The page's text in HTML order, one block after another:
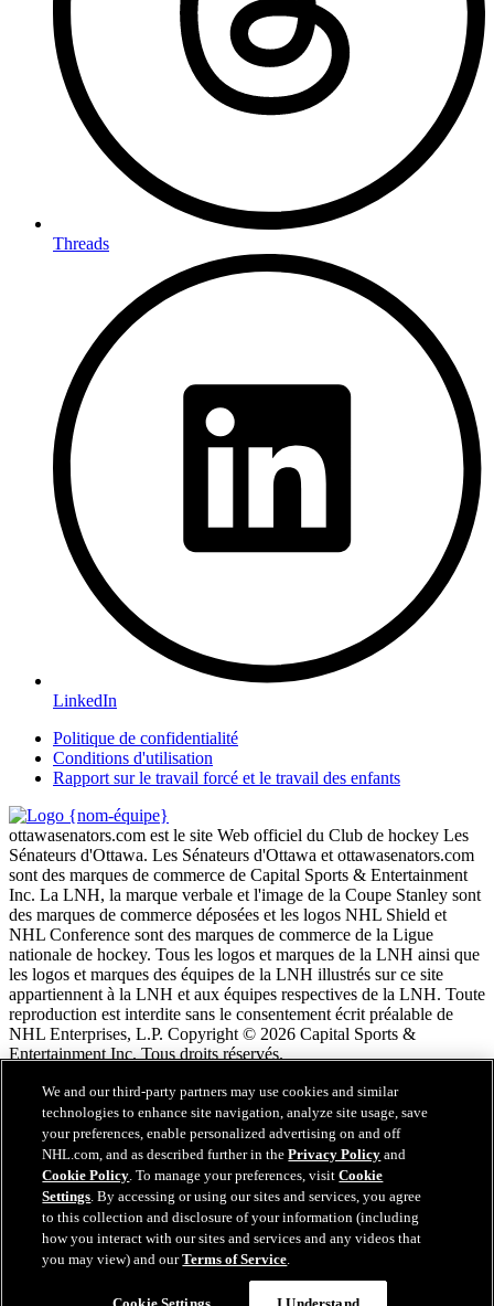
Threads
LinkedIn
Politique de confidentialité
Conditions d'utilisation
Rapport sur le travail forcé et le travail des enfants
ottawasenators.com est le site Web officiel du Club de hockey Les
Sénateurs d'Ottawa. Les Sénateurs d'Ottawa et ottawasenators.com
sont des marques de commerce de Capital Sports & Entertainment
Inc. La LNH, la marque verbale et l'image de la Coupe Stanley sont
des marques de commerce déposées et les logos NHL Shield et
NHL Conference sont des marques de commerce de la Ligue
nationale de hockey. Tous les logos et marques de la LNH ainsi que
les logos et marques des équipes de la LNH illustrés sur ce site
appartiennent à la LNH et aux équipes respectives de la LNH. Toute
reproduction est interdite sans le consentement écrit préalable de
NHL Enterprises, L.P. Copyright © 2026 Capital Sports &
Entertainment Inc. Tous droits réservés.
Conditions d'utilisation de LNH.com
Politique en matière de protection des renseignements
personnels
Politique en Matière de Témoins de Connexion
Paramètres des témoins
Politique de droits d'auteur
Emploi
We and our third-party partners may use cookies and similar
technologies to enhance site navigation, analyze site usage, save
your preferences, enable personalized advertising on and off
NHL.com, and as described further in thePrivacy Policy and
Cookie Policy. To manage your preferences, visitCookie
Settings. By accessing or using our sites and services, you agree
to this collection and disclosure of your information (including
how you interact with our sites and services and any videos that
you may view) and ourTerms of Service.